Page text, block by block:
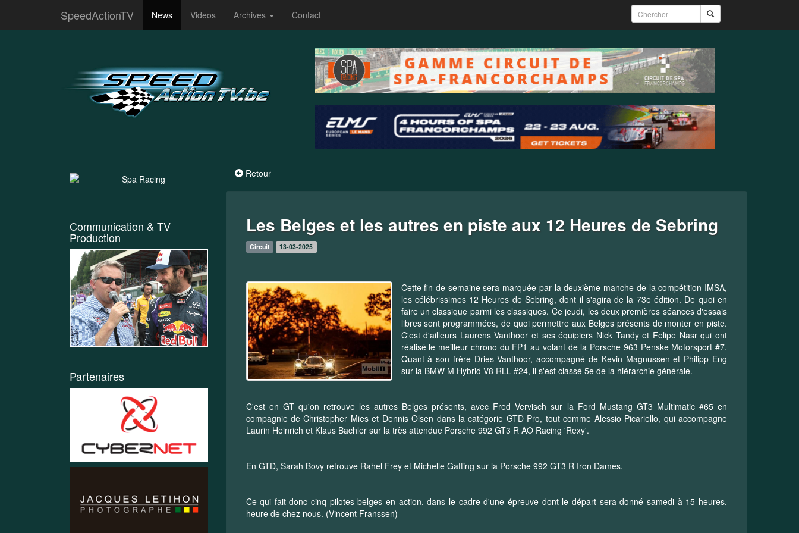
SpeedActionTV News Videos Archives Contact
Retour
Les Belges et les autres en piste aux 12 Heures de Sebring
Circuit 13-03-2025
Cette fin de semaine sera marquée par la deuxième manche de la compétition IMSA,
les célébrissimes 12 Heures de Sebring, dont il s'agira de la 73e édition. De quoi en
faire un classique parmi les classiques. Ce jeudi, les deux premières séances d'essais
libres sont programmées, de quoi permettre aux Belges présents de monter en piste.
C'est d'ailleurs Laurens Vanthoor et ses équipiers Nick Tandy et Felipe Nasr qui ont
réalisé le meilleur chrono du FP1 au volant de la Porsche 963 Penske Motorsport #7.
Quant à son frère Dries Vanthoor, accompagné de Kevin Magnussen et Philipp Eng
sur la BMW M Hybrid V8 RLL #24, il s'est classé 5e de la hiérarchie générale.
C'est en GT qu'on retrouve les autres Belges présents, avec Fred Vervisch sur la Ford Mustang GT3 Multimatic #65 en
compagnie de Christopher Mies et Dennis Olsen dans la catégorie GTD Pro, tout comme Alessio Picariello, qui accompagne
Laurin Heinrich et Klaus Bachler sur la très attendue Porsche 992 GT3 R AO Racing 'Rexy'.
En GTD, Sarah Bovy retrouve Rahel Frey et Michelle Gatting sur la Porsche 992 GT3 R Iron Dames.
Ce qui fait donc cinq pilotes belges en action, dans le cadre d'une épreuve dont le départ sera donné samedi à 15 heures,
heure de chez nous. (Vincent Franssen)
Communication & TV
Production
Partenaires